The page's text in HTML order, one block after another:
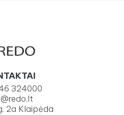
324000
2a Klaipėda